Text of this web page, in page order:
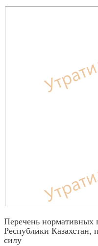
Перечень нормативных
Республики
силу